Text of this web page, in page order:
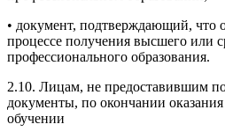
• документ, подтверждающий, что
процессе получения высшего или
профессионального образования.
2.10. Лицам, не предоставившим
документы, по окончании
обучении